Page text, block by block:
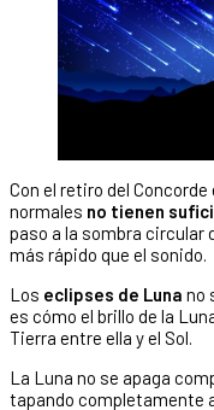
Con el retiro del
normales no tienen
paso a la sombra circular
más rápido que el sonido.
Los eclipses de Luna no
es cómo el brillo de la
Tierra entre ella y el Sol.
La Luna no se apaga
tapando completamente